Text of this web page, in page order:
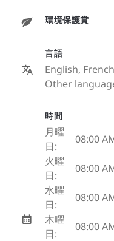
環境保護賞
言語
English,
Other
時間
月曜
日:
08:00
火曜
日:
08:00
水曜
日:
08:00
木曜
日:
08:00